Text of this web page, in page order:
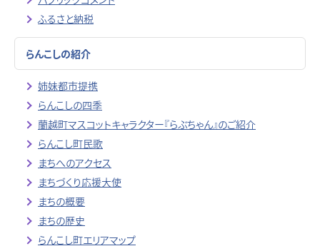
ふるさと納税
らんこしの紹介
姉妹都市提携
らんこしの四季
蘭越町マスコットキャラクター『らぶちゃん』のご紹介
らんこし町民歌
まちへのアクセス
まちづくり応援大使
まちの概要
まちの歴史
らんこし町エリアマップ